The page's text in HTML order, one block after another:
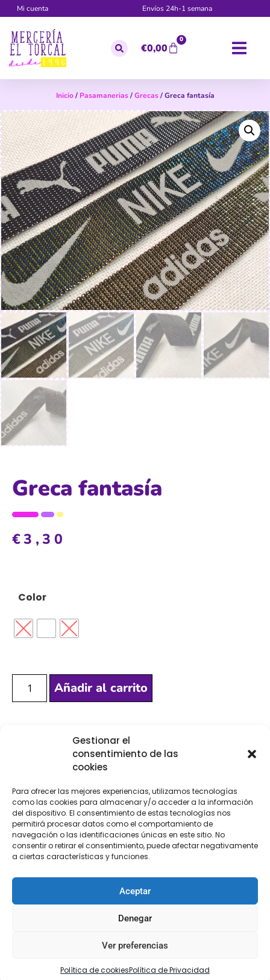
Gestionar el
consentimiento de las
cookies
Para ofrecer las mejores experiencias, utilizamos tecnologías
como las cookies para almacenar y/o acceder a la información
del dispositivo. El consentimiento de estas tecnologías nos
permitirá procesar datos como el comportamiento de
navegación o las identificaciones únicas en este sitio. No
consentir o retirar el consentimiento, puede afectar negativamente
a ciertas características y funciones.
Aceptar
Denegar
Ver preferencias
Política de cookiesPolítica de Privacidad
Mi cuenta Envíos 24h-1 semana
€0,00
0
Inicio/ Pasamanerias/Grecas/ Greca fantasía
Greca fantasía
€3,30
Color
Añadir al carrito
[Las unidades seleccionadas son en
COMPRA
SEGURA
ENVÍO 24-48H TIENDA FÍSICA
Descripción
Información adicional
Valoraciones (0)
Descripción
Greca fantasía con marcas deportivas